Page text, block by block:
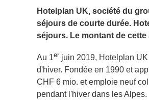
Hotelplan UK, société du
séjours de courte durée.
séjours. Le montant de
Au 1er juin 2019, Hotelplan
d'hiver. Fondée en 1990 et
CHF 6 mio. et emploie neuf
pendant l'hiver dans les Alpes.